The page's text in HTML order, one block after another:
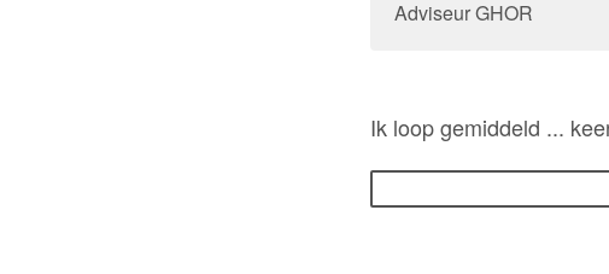
Adviseur GHOR
Ik loop gemiddeld ...